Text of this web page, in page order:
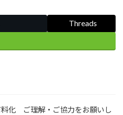
Threads
料化 ご理解・ご協力をお願いし